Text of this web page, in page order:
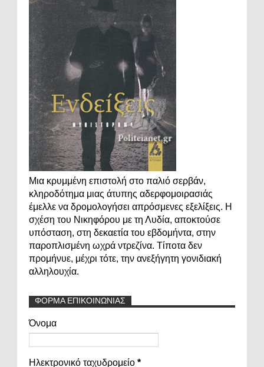
Μια κρυμμένη επιστολή στο παλιό σερβάν,
κληροδότημα μιας άτυπης αδερφομοιρασιάς
έμελλε να δρομολογήσει απρόσμενες εξελίξεις. Η
σχέση του Νικηφόρου με τη Λυδία, αποκτούσε
υπόσταση, στη δεκαετία του εβδομήντα, στην
παροπλισμένη ωχρά ντρεζίνα. Τίποτα δεν
προμήνυε, μέχρι τότε, την ανεξήγητη γονιδιακή
αλληλουχία.
ΦΟΡΜΑ ΕΠΙΚΟΙΝΩΝΙΑΣ
Όνομα
Ηλεκτρονικό ταχυδρομείο *